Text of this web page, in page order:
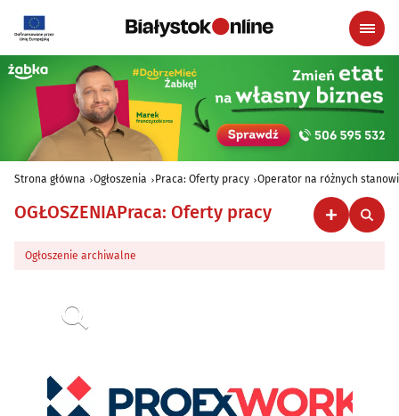
Strona główna Ogłoszenia Praca: Oferty pracy Operator na różnych
OGŁOSZENIAPraca: Oferty pracy
Ogłoszenie archiwalne